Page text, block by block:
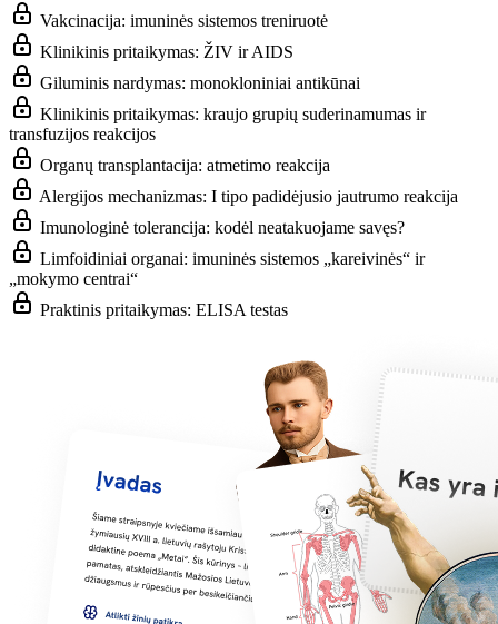
Vakcinacija: imuninės sistemos treniruotė
Klinikinis pritaikymas: ŽIV ir AIDS
Giluminis nardymas: monokloniniai antikūnai
Klinikinis pritaikymas: kraujo grupių suderinamumas ir
transfuzijos reakcijos
Organų transplantacija: atmetimo reakcija
Alergijos mechanizmas: I tipo padidėjusio jautrumo reakcija
Imunologinė tolerancija: kodėl neatakuojame savęs?
Limfoidiniai organai: imuninės sistemos „kareivinės“ ir
„mokymo centrai“
Praktinis pritaikymas: ELISA testas